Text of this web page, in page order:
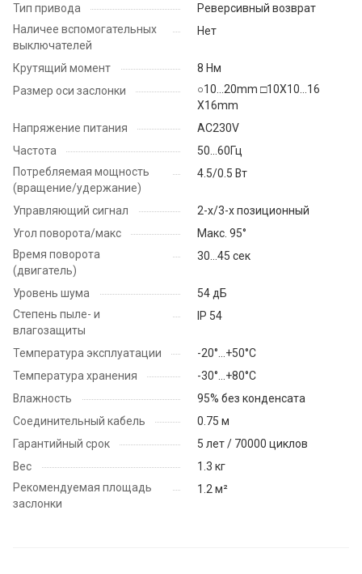
Тип привода
Реверсивный возврат
Наличее вспомогательных
выключателей
Нет
Крутящий момент
8 Нм
Размер оси заслонки
○10...20mm □10X10...16
X16mm
Напряжение питания
AC230V
Частота
50...60Гц
Потребляемая мощность
(вращение/удержание)
4.5/0.5 Вт
Управляющий сигнал
2-х/3-х позиционный
Угол поворота/макс
Макс. 95°
Время поворота
(двигатель)
30...45 сек
Уровень шума
54 дБ
Степень пыле- и
влагозащиты
IP 54
Температура эксплуатации
-20°...+50°С
Температура хранения
-30°...+80°С
Влажность
95% без конденсата
Соединительный кабель
0.75 м
Гарантийный срок
5 лет / 70000 циклов
Вес
1.3 кг
Рекомендуемая площадь
заслонки
1.2 м²